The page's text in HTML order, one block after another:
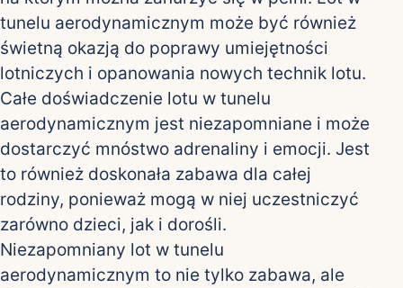
tunelu aerodynamicznym może być również
świetną okazją do poprawy umiejętności
lotniczych i opanowania nowych technik lotu.
Całe doświadczenie lotu w tunelu
aerodynamicznym jest niezapomniane i może
dostarczyć mnóstwo adrenaliny i emocji. Jest
to również doskonała zabawa dla całej
rodziny, ponieważ mogą w niej uczestniczyć
zarówno dzieci, jak i dorośli.
Niezapomniany lot w tunelu
aerodynamicznym to nie tylko zabawa, ale